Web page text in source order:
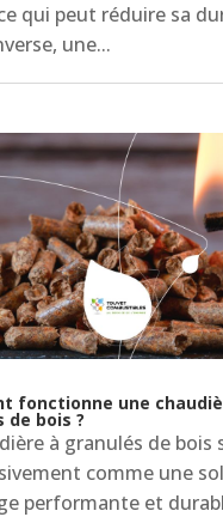
qui peut réduire sa
une...
fonctionne une
de bois ?
à granulés de bois
comme une
performante et